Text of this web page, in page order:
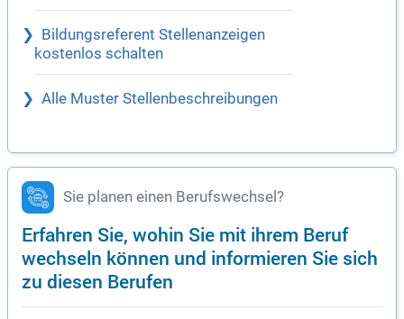
Bildungsreferent Stellenanzeigen
kostenlos schalten
Alle Muster Stellenbeschreibungen
Sie planen einen Berufswechsel?
Erfahren Sie, wohin Sie mit ihrem Beruf
wechseln können und informieren Sie sich
zu diesen Berufen